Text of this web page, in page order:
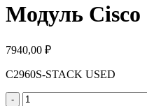
Модуль Cisco
7940,00 ₽
C2960S-STACK USED